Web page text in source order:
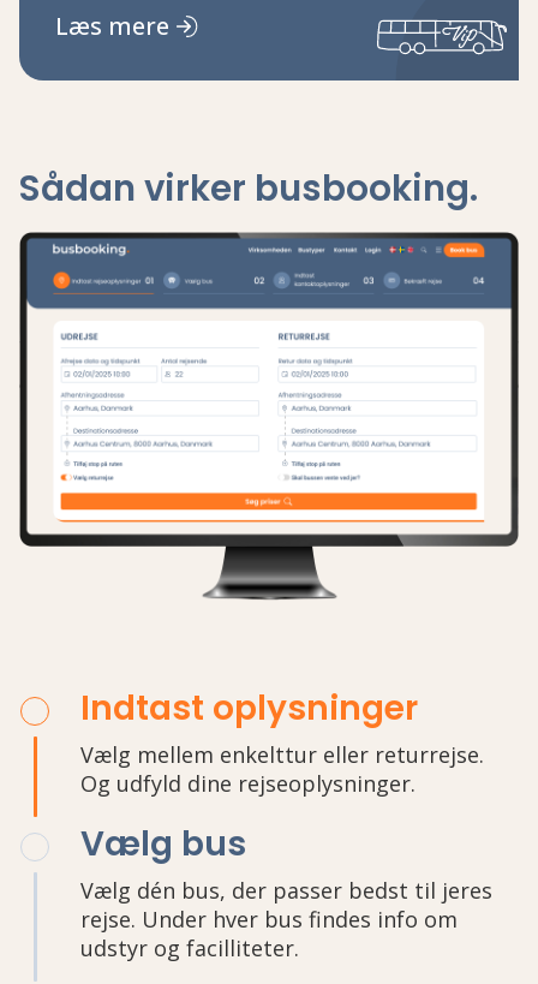
Læs mere
Sådan virker busbooking.
Indtast oplysninger
Vælg mellem enkelttur eller returrejse.
Og udfyld dine rejseoplysninger.
Vælg bus
Vælg dén bus, der passer bedst til jeres
rejse. Under hver bus findes info om
udstyr og facilliteter.